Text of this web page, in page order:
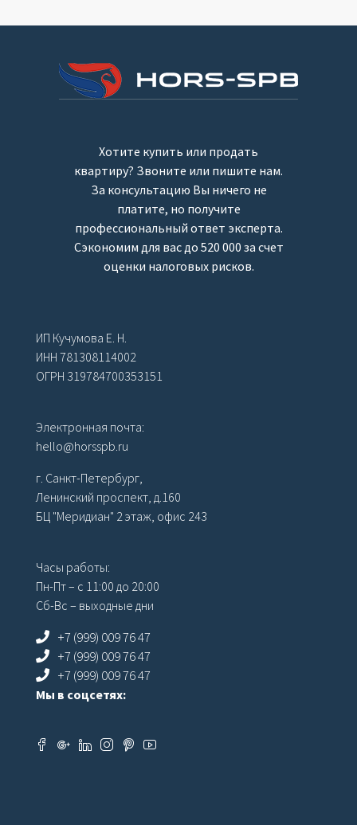
Хотите купить или продать
квартиру? Звоните или пишите нам.
За консультацию Вы ничего не
платите, но получите
профессиональный ответ эксперта.
Сэкономим для вас до 520 000 за счет
оценки налоговых рисков.
ИП Кучумова Е. Н.
ИНН 781308114002
ОГРН 319784700353151
Электронная почта:
hello@horsspb.ru
г. Санкт-Петербург,
Ленинский проспект, д.160
БЦ "Меридиан" 2 этаж, офис 243
Часы работы:
Пн-Пт – с 11:00 до 20:00
Сб-Вс – выходные дни
+7 (999) 009 76 47
+7 (999) 009 76 47
+7 (999) 009 76 47
Мы в соцсетях: